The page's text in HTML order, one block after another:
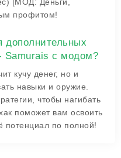
профитом!
дополнительных
Samurais с модом?
кучу денег, но и
навыки и оружие.
чтобы нагибать
поможет вам освоить
потенциал по полной!